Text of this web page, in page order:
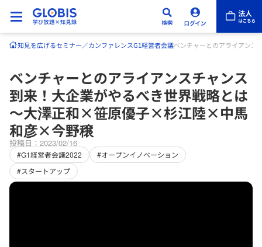
知見を広げるセミナー／カンファレンスG1経営者会議ベンチャーとのアライアン
ベンチャーとのアライアンスチャンス
到来！大企業がやるべき世界戦略とは
～大澤正和×笹原優子×杉江陸×中馬
和彦×今野穣
投稿日：2023/02/16
#G1経営者会議2022
#オープンイノベーション
#スタートアップ